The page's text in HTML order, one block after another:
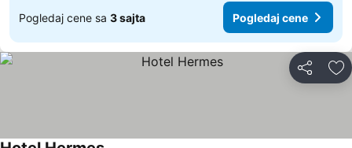
Pogledaj cene sa 3 sajta Pogledaj cene
Deli